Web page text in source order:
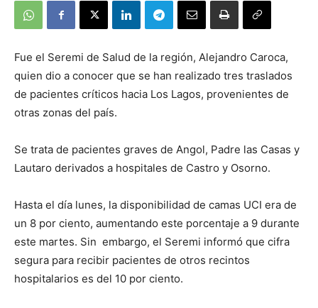
Fue el Seremi de Salud de la región, Alejandro Caroca,
quien dio a conocer que se han realizado tres traslados
de pacientes críticos hacia Los Lagos, provenientes de
otras zonas del país.
Se trata de pacientes graves de Angol, Padre las Casas y
Lautaro derivados a hospitales de Castro y Osorno.
Hasta el día lunes, la disponibilidad de camas UCI era de
un 8 por ciento, aumentando este porcentaje a 9 durante
este martes. Sin embargo, el Seremi informó que cifra
segura para recibir pacientes de otros recintos
hospitalarios es del 10 por ciento.